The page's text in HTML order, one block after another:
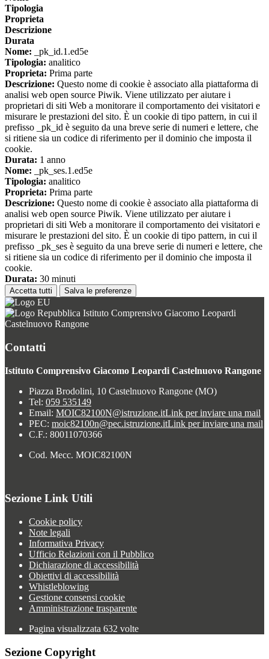
Tipologia
Proprieta
Descrizione
Durata
Nome: _pk_id.1.ed5e
Tipologia: analitico
Proprieta: Prima parte
Descrizione: Questo nome di cookie è associato alla piattaforma di
analisi web open source Piwik. Viene utilizzato per aiutare i
proprietari di siti Web a monitorare il comportamento dei visitatori e
misurare le prestazioni del sito. È un cookie di tipo pattern, in cui il
prefisso _pk_id è seguito da una breve serie di numeri e lettere, che
si ritiene sia un codice di riferimento per il dominio che imposta il
cookie.
Durata: 1 anno
Nome: _pk_ses.1.ed5e
Tipologia: analitico
Proprieta: Prima parte
Descrizione: Questo nome di cookie è associato alla piattaforma di
analisi web open source Piwik. Viene utilizzato per aiutare i
proprietari di siti Web a monitorare il comportamento dei visitatori e
misurare le prestazioni del sito. È un cookie di tipo pattern, in cui il
prefisso _pk_ses è seguito da una breve serie di numeri e lettere, che
si ritiene sia un codice di riferimento per il dominio che imposta il
cookie.
Durata: 30 minuti
Accetta tutti Salva le preferenze
Istituto Comprensivo Giacomo Leopardi
Castelnuovo Rangone
Contatti
Istituto Comprensivo Giacomo Leopardi Castelnuovo Rangone
Piazza Brodolini, 10 Castelnuovo Rangone (MO)
Tel: 059 535149
Email: MOIC82100N@istruzione.itLink per inviare una mail
PEC: moic82100n@pec.istruzione.itLink per inviare una mail
C.F.: 80011070366
Cod. Mecc. MOIC82100N
Sezione Link Utili
Cookie policy
Note legali
Informativa Privacy
Ufficio Relazioni con il Pubblico
Dichiarazione di accessibilità
Obiettivi di accessibilità
Whistleblowing
Gestione consensi cookie
Amministrazione trasparente
Pagina visualizzata 632 volte
Sezione Copyright